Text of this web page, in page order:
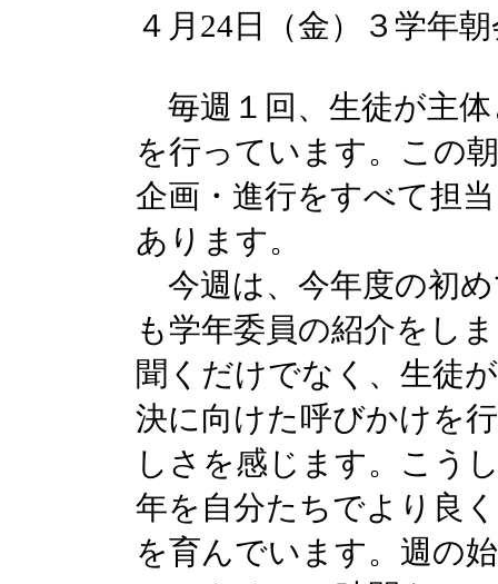
４月24日（金）３学年
毎週１回、生徒が主
を行っています。この
企画・進行をすべて担
あります。
今週は、今年度の初
も学年委員の紹介をし
聞くだけでなく、生徒
決に向けた呼びかけを
しさを感じます。こう
年を自分たちでより良
を育んでいます。週の